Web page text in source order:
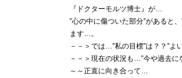
『ドクターモルツ博士』が…
”心の中に傷ついた部分”があると
ます…。
－－＞では…”私の目標”は？？”よ
－－＞現在の状況も…”今や過去に
～～正直に向き合って…